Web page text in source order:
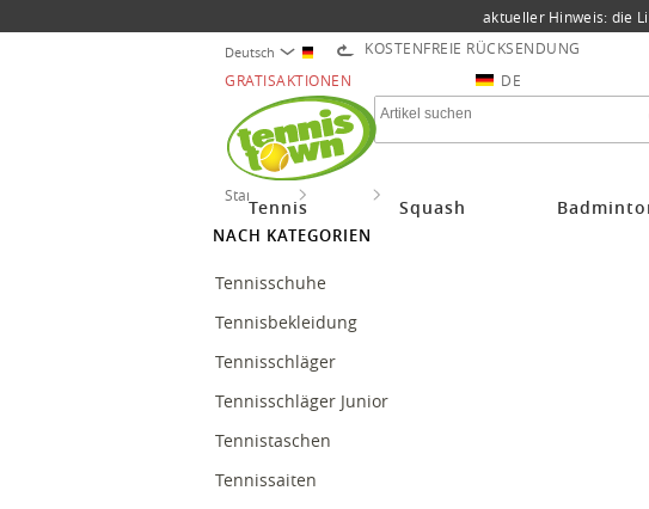
aktueller Hinweis: die
Deutsch KOSTENFREIE RÜCKSENDUNG
GRATISAKTIONEN
DE
Tennis Squash
Startseite
NACH KATEGORIEN
Tennisschuhe
Tennisbekleidung
Tennisschläger
Tennisschläger Junior
Tennistaschen
Tennissaiten